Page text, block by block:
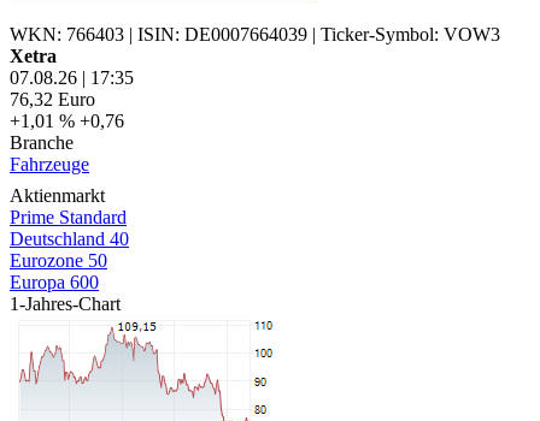
WKN: 766403 | ISIN: DE0007664039 | Ticker-Symbol: VOW3
Xetra
07.08.26 | 17:35
76,32 Euro
+1,01 % +0,76
Branche
Fahrzeuge
Aktienmarkt
Prime Standard
Deutschland 40
Eurozone 50
Europa 600
1-Jahres-Chart